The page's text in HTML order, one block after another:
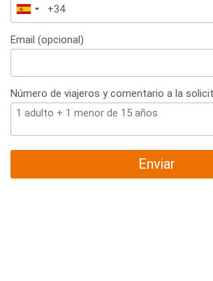
España
+34
Email (opcional)
Número de viajeros y comentario a la
Enviar